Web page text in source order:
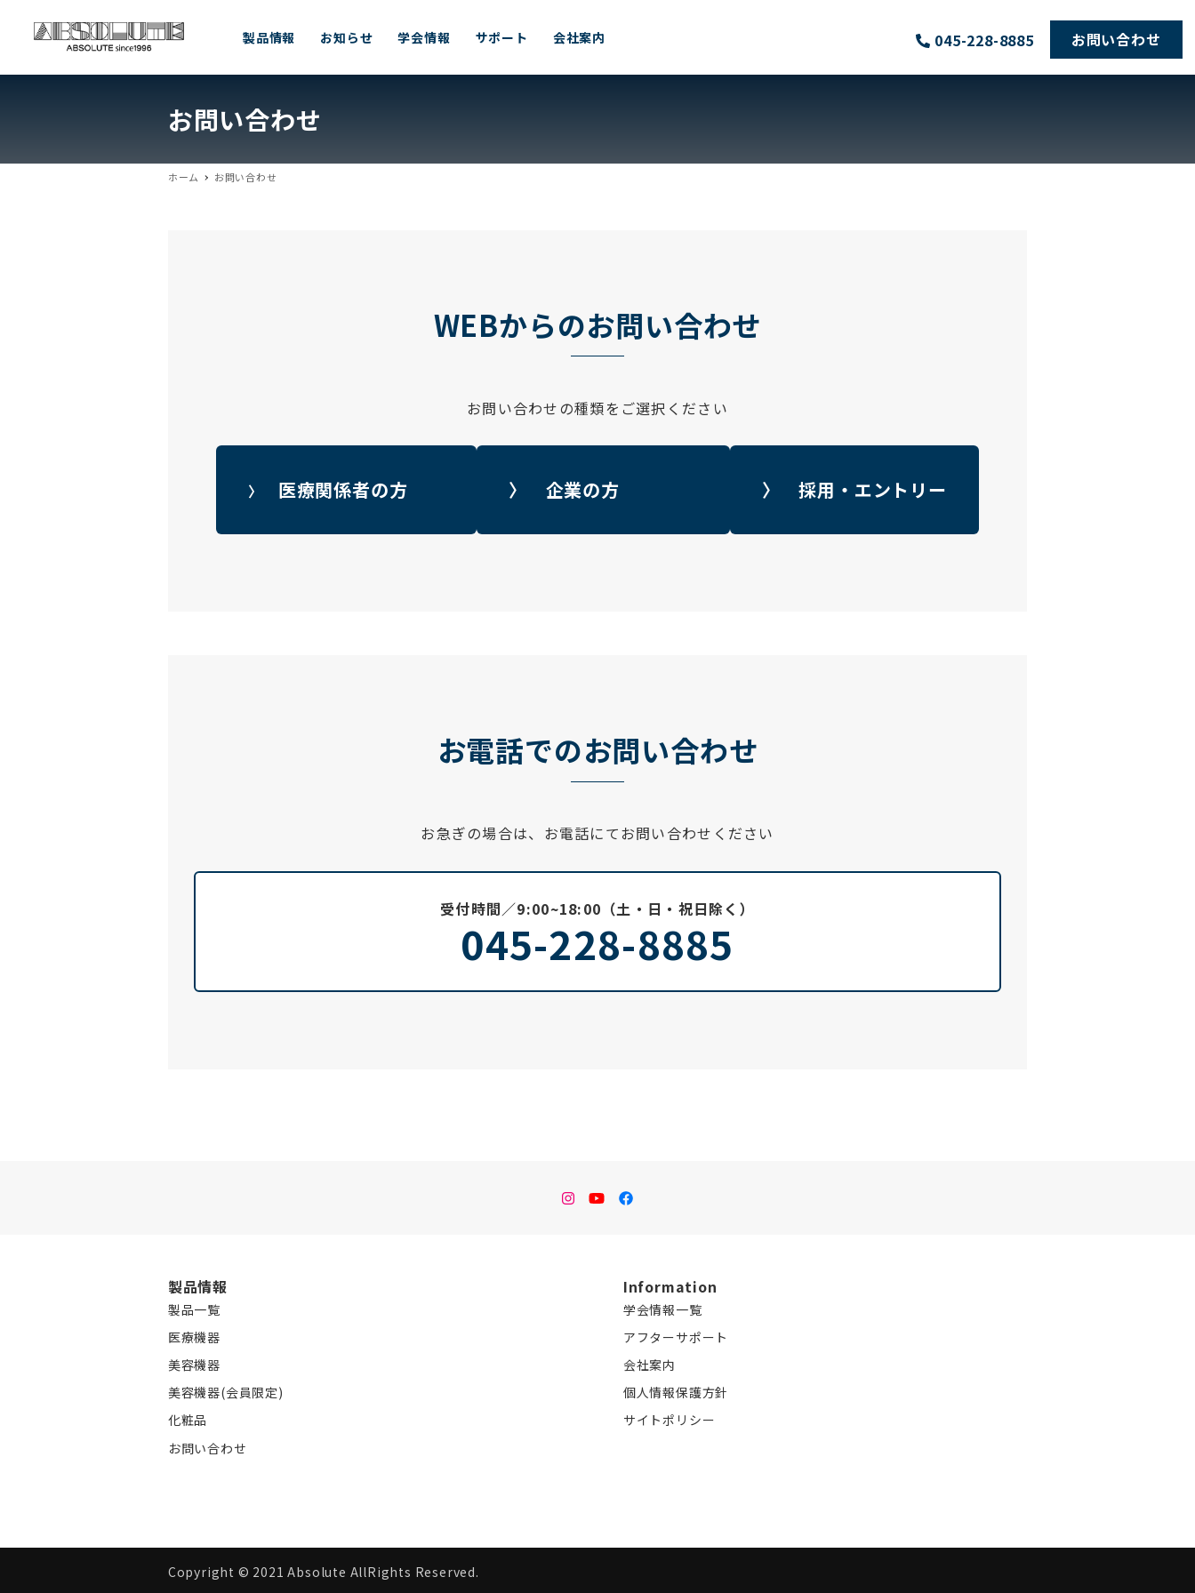
製品情報 お知らせ 学会情報 サポート 会社案内 045-228-8885 お問い合わせ
お問い合わせ
ホーム お問い合わせ
WEBからのお問い合わせ
お問い合わせの種類をご選択ください
〉 医療関係者の方 〉 企業の方 〉 採用・エントリー
お電話でのお問い合わせ
お急ぎの場合は、お電話にてお問い合わせください
受付時間／9:00~18:00（土・日・祝日除く）
045-228-8885
instagram
Youtubefacebook
製品情報
製品一覧
医療機器
美容機器
美容機器(会員限定)
化粧品
お問い合わせ
Information
学会情報一覧
アフターサポート
会社案内
個人情報保護方針
サイトポリシー
Copyright ©︎ 2021 Absolute AllRights Reserved.